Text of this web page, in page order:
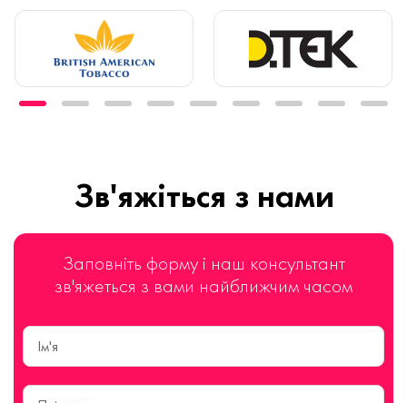
Зв'яжіться з нами
Заповніть форму і наш консультант
зв'яжеться з вами найближчим часом